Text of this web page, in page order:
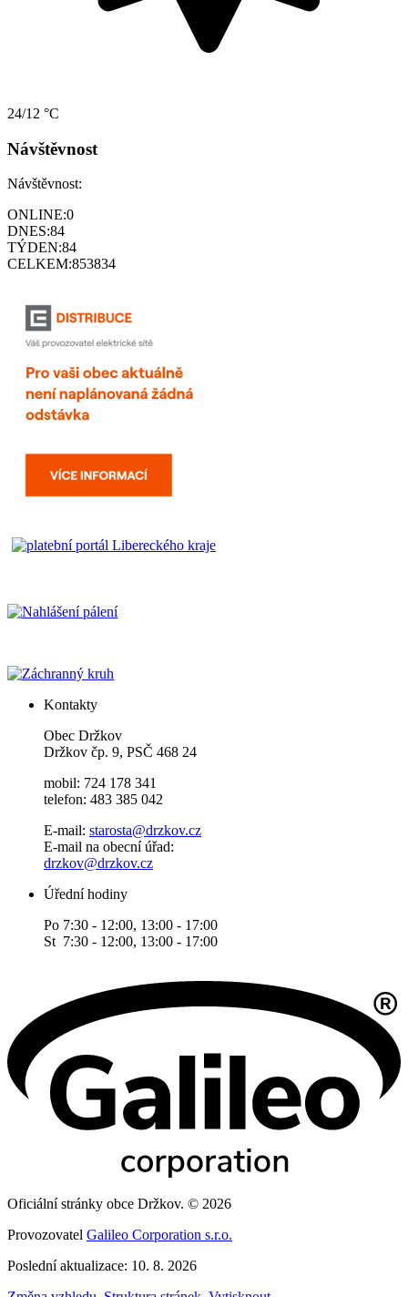
24/12 °C
Návštěvnost
Návštěvnost:
ONLINE:0
DNES:84
TÝDEN:84
CELKEM:853834
Kontakty
Obec Držkov
Držkov čp. 9, PSČ 468 24
mobil: 724 178 341
telefon: 483 385 042
E-mail: starosta@drzkov.cz
E-mail na obecní úřad:
drzkov@drzkov.cz
Úřední hodiny
Po 7:30 - 12:00, 13:00 - 17:00
St 7:30 - 12:00, 13:00 - 17:00
Oficiální stránky obce Držkov. © 2026
Provozovatel Galileo Corporation s.r.o.
Poslední aktualizace: 10. 8. 2026